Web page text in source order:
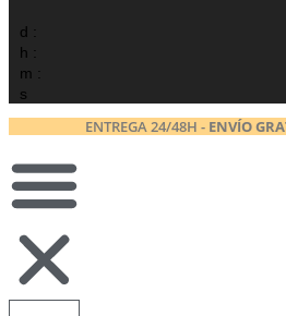
d :
h :
m :
s
ENTREGA 24/48H - ENVÍO